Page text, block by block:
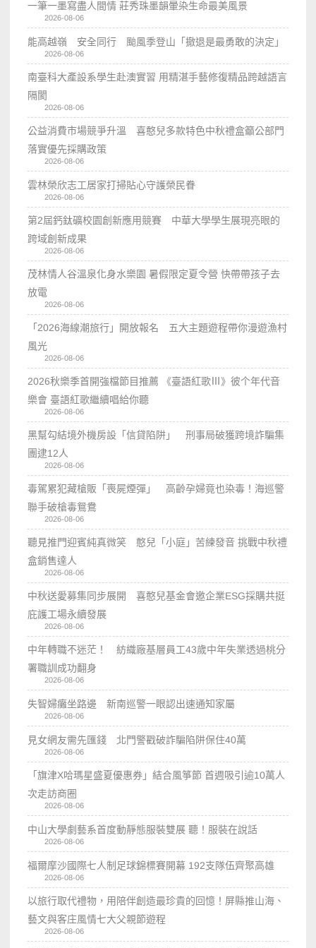
一筆一墨寫盡人間情 莊秀珠墨韻暈染生命最美風景
2026-08-06
能高越嶺 安全同行 颱風季登山「撤退是最勇敢的決定」
2026-08-06
南臺科大產設系學生赴澳實習 用精湛手藝修復精品跨越語言
隔閡
2026-08-06
公益消費市場競爭升溫 喜憨兒多款特色中秋禮盒籲公部門
落實優先採購政策
2026-08-06
雲林榮欣志工居家打掃貼心守護榮民眷
2026-08-06
第2屆鈣鈦礦校園創新應用競賽 中華大學學生展現亮眼的
跨域創新成果
2026-08-06
茂林情人谷溫泉化身水樂園 暑假限定夏令營 快帶帶孩子去
放電
2026-08-06
「2026海線潮旅行」開放報名 五大主題遊程帶你漫遊漁村
風光
2026-08-06
2026秋樂季首開強檔節目推薦 《臺語紅歌Ⅲ》彼个年代音
樂會 臺語紅歌繼續唱給你聽
2026-08-06
黑幫勾結境外機房設「信貸陷阱」 刑事局破獲跨境詐騙集
團逮12人
2026-08-06
毒駕累犯藏槍販「喪屍煙彈」 高齡孕婦竟也染毒！海巡警
聯手破槍毒鴛鴦
2026-08-06
聽見推門迎賓純真微笑 憨兒「小庭」苦練發音 挑戰中秋禮
盒銷售達人
2026-08-06
中秋送愛募集同步展開 喜憨兒基金會邀企業ESG採購共挺
庇護工場永續發展
2026-08-06
中年轉職不迷茫！ 紡織廠基層員工43歲中年失業透過桃分
署職訓成功翻身
2026-08-06
失智婦癱坐路邊 新南巡警一眼認出速通知家屬
2026-08-06
見女網友需先匯錢 北門警戳破詐騙陷阱保住40萬
2026-08-06
「旗津X哈瑪星盛夏優惠券」結合風箏節 首週吸引逾10萬人
次走訪商圈
2026-08-06
中山大學劇藝系首度動靜態服裝雙展 聽！服裝在說話
2026-08-06
福爾摩沙國際七人制足球錦標賽開幕 192支隊伍齊聚高雄
2026-08-06
以旅行取代禮物，用陪伴創造最珍貴的回憶！屏縣推山海、
藝文與客庄風情七大父親節遊程
2026-08-06